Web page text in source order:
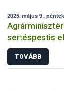
2025. május 9., péntek
sertéspestis
hazai
TOVÁBB